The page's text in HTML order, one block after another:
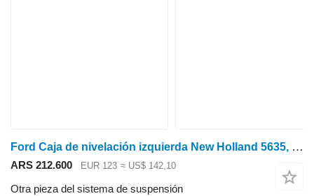
Ford Caja de nivelación izquierda New Holland 5635, 6635, 7635, Tl80, Tl100 5119 5119733 para tractor de ruedas
ARS 212.600 EUR 123 ≈ US$ 142,10
Otra pieza del sistema de suspensión